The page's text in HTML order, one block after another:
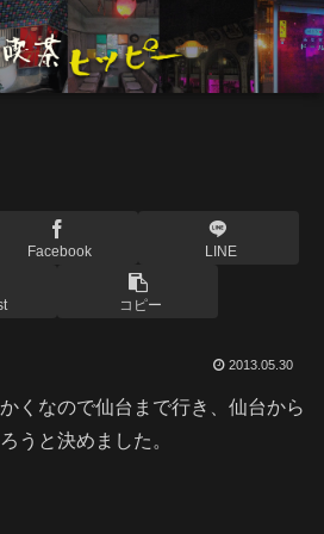
Facebook LINE
コピー
2013.05.30
くなので仙台まで行き、仙台から
うと決めました。